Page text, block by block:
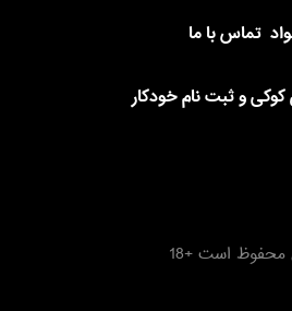
تماس با ما
و ثبت نام خودکار